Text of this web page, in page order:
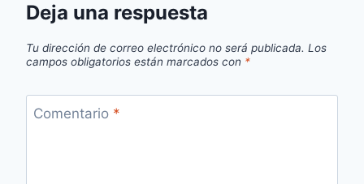
Deja una respuesta
Tu dirección de correo electrónico no será publicada. Los
campos obligatorios están marcados con *
Comentario *